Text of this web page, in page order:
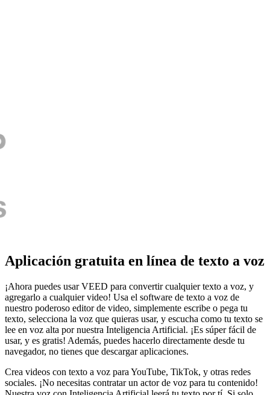
Aplicación gratuita en línea de texto a voz
¡Ahora puedes usar VEED para convertir cualquier texto a voz, y
agregarlo a cualquier video! Usa el software de texto a voz de
nuestro poderoso editor de video, simplemente escribe o pega tu
texto, selecciona la voz que quieras usar, y escucha como tu texto se
lee en voz alta por nuestra Inteligencia Artificial. ¡Es súper fácil de
usar, y es gratis! Además, puedes hacerlo directamente desde tu
navegador, no tienes que descargar aplicaciones.
Crea videos con texto a voz para YouTube, TikTok, y otras redes
sociales. ¡No necesitas contratar un actor de voz para tu contenido!